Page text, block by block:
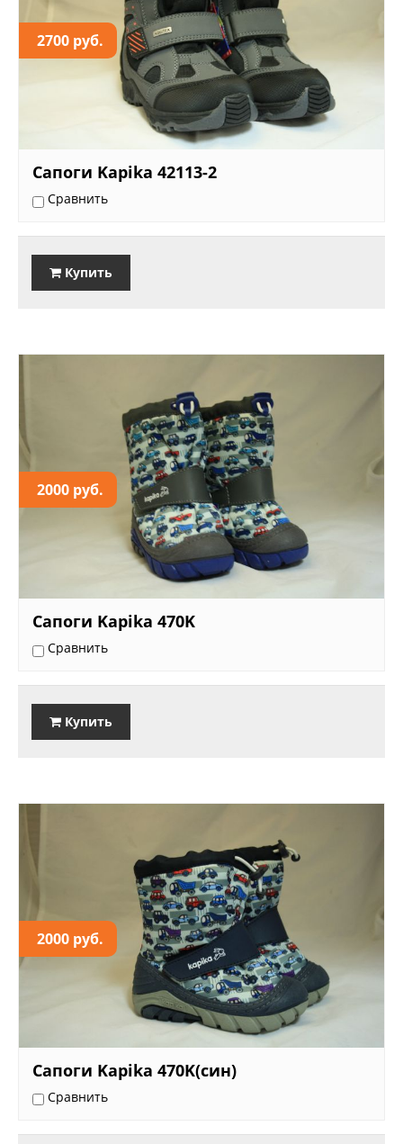
2700 руб.
Сапоги Kapika 42113-2
Сравнить
Купить
2000 руб.
Сапоги Kapika 470K
Сравнить
Купить
2000 руб.
Сапоги Kapika 470K(син)
Сравнить